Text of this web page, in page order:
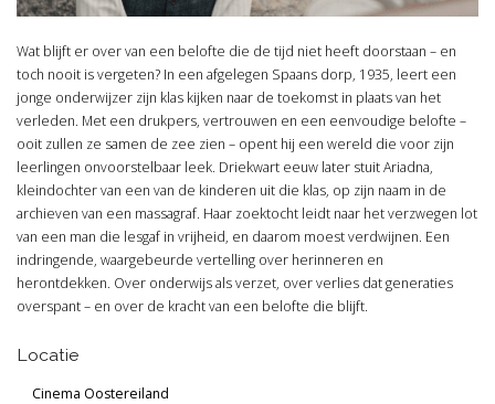
Wat blijft er over van een belofte die de tijd niet heeft doorstaan – en
toch nooit is vergeten? In een afgelegen Spaans dorp, 1935, leert een
jonge onderwijzer zijn klas kijken naar de toekomst in plaats van het
verleden. Met een drukpers, vertrouwen en een eenvoudige belofte –
ooit zullen ze samen de zee zien – opent hij een wereld die voor zijn
leerlingen onvoorstelbaar leek. Driekwart eeuw later stuit Ariadna,
kleindochter van een van de kinderen uit die klas, op zijn naam in de
archieven van een massagraf. Haar zoektocht leidt naar het verzwegen lot
van een man die lesgaf in vrijheid, en daarom moest verdwijnen. Een
indringende, waargebeurde vertelling over herinneren en
herontdekken. Over onderwijs als verzet, over verlies dat generaties
overspant – en over de kracht van een belofte die blijft.
Locatie
Cinema Oostereiland